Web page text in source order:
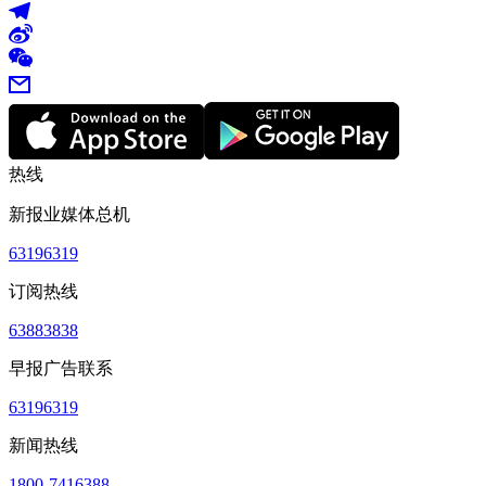
热线
新报业媒体总机
63196319
订阅热线
63883838
早报广告联系
63196319
新闻热线